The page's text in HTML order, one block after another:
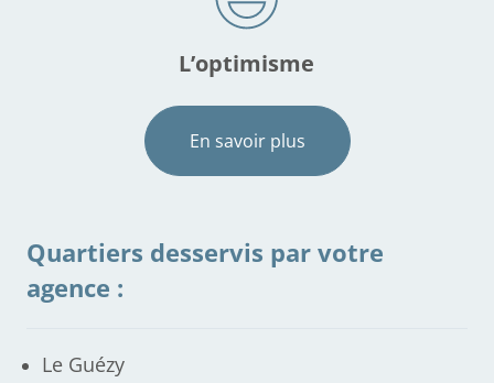
L’optimisme
En savoir plus
Quartiers desservis par votre
agence :
Le Guézy